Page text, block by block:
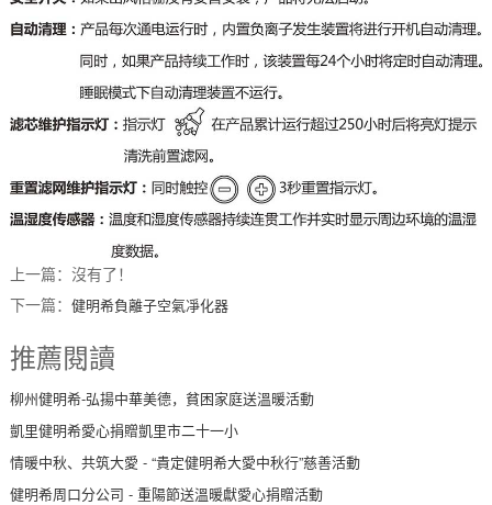
上一篇：沒有了！
下一篇： 健明希負離子空氣凈化器
推薦閱讀
柳州健明希-弘揚中華美德，貧困家庭送溫暖活動
凱里健明希愛心捐贈凱里市二十一小
情暖中秋、共筑大愛 - “貴定健明希大愛中秋行”慈善活動
健明希周口分公司 - 重陽節送溫暖獻愛心捐贈活動